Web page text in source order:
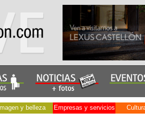
Imagen y belleza Empresas y servicios